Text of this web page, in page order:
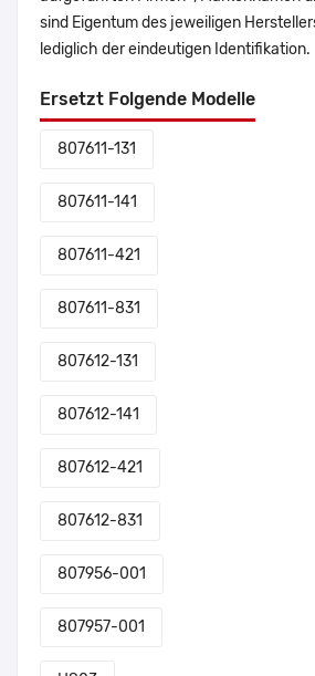
sind Eigentum des jeweiligen
lediglich der eindeutigen Identifikation.
Ersetzt Folgende Modelle
807611-131
807611-141
807611-421
807611-831
807612-131
807612-141
807612-421
807612-831
807956-001
807957-001